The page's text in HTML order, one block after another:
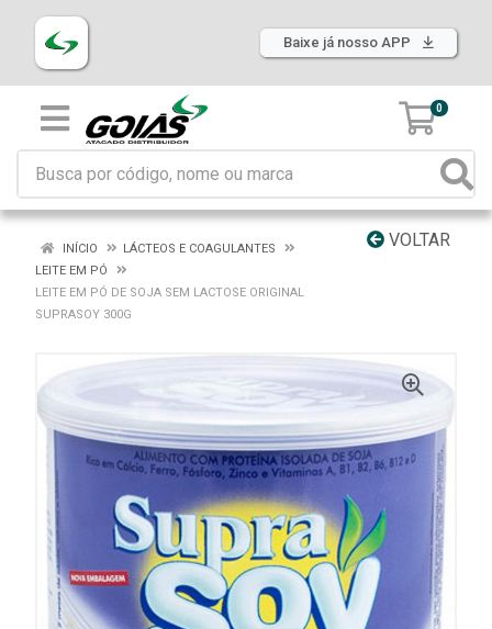
Baixe já nosso APP
0
VOLTAR
INÍCIO
LÁCTEOS E COAGULANTES
LEITE EM PÓ
LEITE EM PÓ DE SOJA SEM LACTOSE ORIGINAL
SUPRASOY 300G